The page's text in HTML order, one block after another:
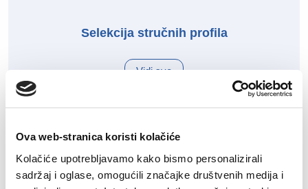
Ova web-stranica koristi kolačiće
Kolačiće upotrebljavamo kako bismo personalizirali
sadržaj i oglase, omogućili značajke društvenih medija i
Selekcija stručnih profila
Vidi sve
Proizvodnja i logistika -